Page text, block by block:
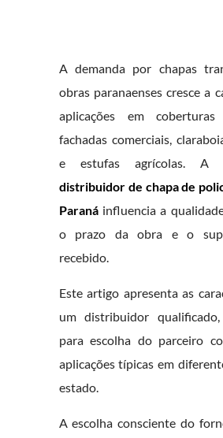
A demanda por chapas
obras paranaenses cresce a
aplicações em coberturas
fachadas comerciais,
e estufas agrícolas. A
distribuidor de chapa de
Paranáinfluencia a
o prazo da obra e o
recebido.
Este artigo apresenta as
um distribuidor
para escolha do parceiro
aplicações típicas em
estado.
A escolha consciente do